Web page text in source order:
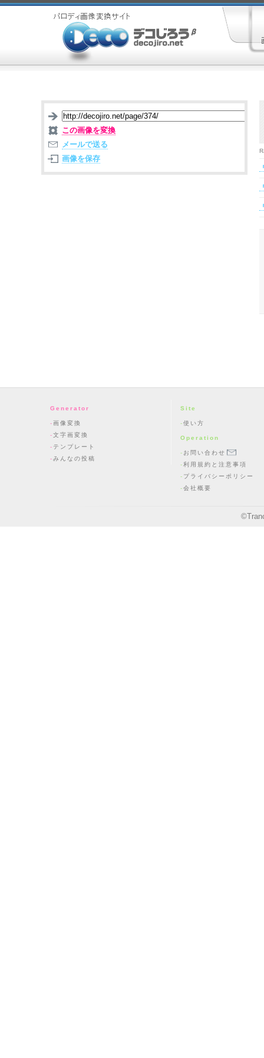
この画像を変換
メールで送る
画像を保存
Generator
画像変換
文字画変換
テンプレート
みんなの投稿
Site
使い方
Operation
お問い合わせ
利用規約と注意事項
プライバシーポリシー
会社概要
©